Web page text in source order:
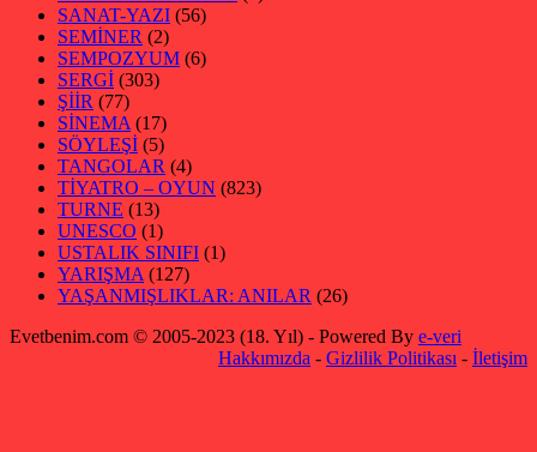
SANAT-YAZI (56)
SEMİNER (2)
SEMPOZYUM (6)
SERGİ (303)
ŞİİR (77)
SİNEMA (17)
SÖYLEŞİ (5)
TANGOLAR (4)
TİYATRO – OYUN (823)
TURNE (13)
UNESCO (1)
USTALIK SINIFI (1)
YARIŞMA (127)
YAŞANMIŞLIKLAR: ANILAR (26)
Evetbenim.com © 2005-2023 (18. Yıl) - Powered By e-veri
Hakkımızda - Gizlilik Politikası - İletişim